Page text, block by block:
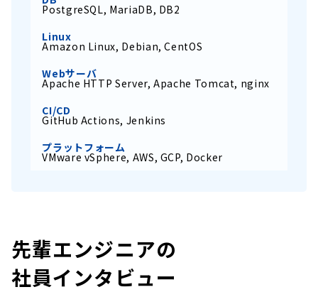
PostgreSQL, MariaDB, DB2
Linux
Amazon Linux, Debian, CentOS
Webサーバ
Apache HTTP Server, Apache Tomcat, nginx
CI/CD
GitHub Actions, Jenkins
プラットフォーム
VMware vSphere, AWS, GCP, Docker
先輩エンジニアの
社員インタビュー